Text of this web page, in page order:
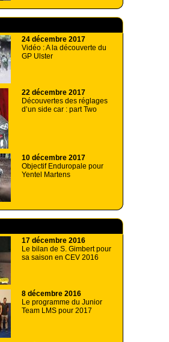
24 décembre 2017
Vidéo : A la découverte du
GP Ulster
22 décembre 2017
Découvertes des réglages
d’un side car : part Two
10 décembre 2017
Objectif Enduropale pour
Yentel Martens
17 décembre 2016
Le bilan de S. Gimbert pour
sa saison en CEV 2016
8 décembre 2016
Le programme du Junior
Team LMS pour 2017